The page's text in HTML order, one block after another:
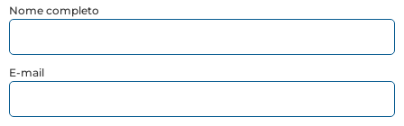
Nome completo
E-mail